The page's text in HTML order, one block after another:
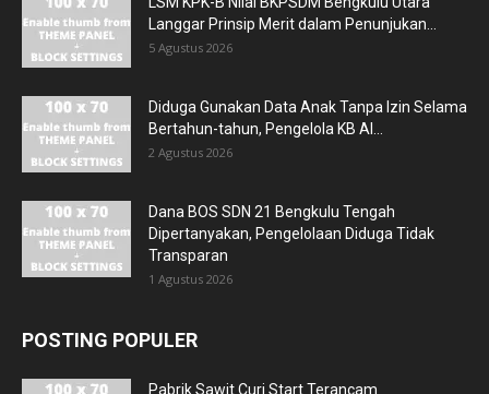
Langgar Prinsip Merit dalam Penunjukan...
5 Agustus 2026
Diduga Gunakan Data Anak Tanpa Izin Selama
Bertahun-tahun, Pengelola KB Al...
2 Agustus 2026
Dana BOS SDN 21 Bengkulu Tengah
Dipertanyakan, Pengelolaan Diduga Tidak
Transparan
1 Agustus 2026
POSTING POPULER
Pabrik Sawit Curi Start Terancam